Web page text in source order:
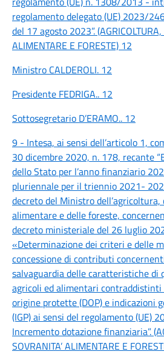
regolamento delegato (UE) 2023/
del 17 agosto 2023”. (AGRICOLTURA,
ALIMENTARE E FORESTE) 12
Ministro CALDEROLI. 12
Presidente FEDRIGA.. 12
Sottosegretario D’ERAMO.. 12
9 - Intesa, ai sensi dell’articolo 1,
30 dicembre 2020, n. 178, recante
dello Stato per l’anno finanziario
pluriennale per il triennio 2021-
decreto del Ministro
alimentare e delle foreste,
decreto ministeriale del 26 luglio
«Determinazione dei criteri e delle
concessione di contributi
salvaguardia delle caratteristiche di
agricoli ed alimentari contraddistinti
origine protette (DOP) e indicazioni
(IGP) ai sensi del regolamento (UE)
Incremento dotazione finanziaria”.
SOVRANITA’ ALIMENTARE E